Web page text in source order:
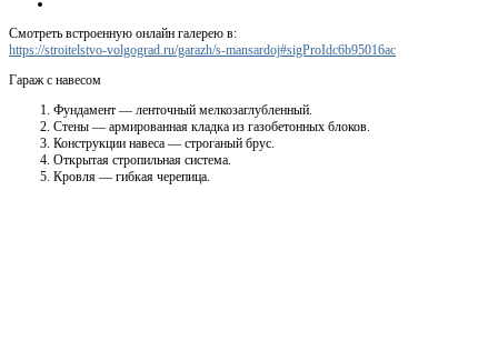
Смотреть встроенную онлайн галерею в:
https://stroitelstvo-volgograd.ru/garazh/s-mansardoj#sigProIdc6b95016ac
Гараж с навесом
Фундамент — ленточный мелкозаглубленный.
Стены — армированная кладка из газобетонных блоков.
Конструкции навеса — строганый брус.
Открытая стропильная система.
Кровля — гибкая черепица.